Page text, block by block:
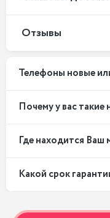
Отзывы
Телефоны новые
Почему у вас такие
Где находится Ваш
Какой срок